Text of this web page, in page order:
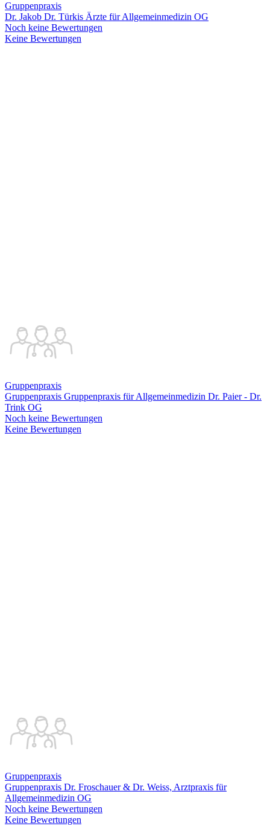
Gruppenpraxis
Dr. Jakob Dr. Türkis Ärzte für Allgemeinmedizin OG
Noch keine Bewertungen
Keine Bewertungen
Gruppenpraxis
Gruppenpraxis Gruppenpraxis für Allgemeinmedizin Dr. Paier - Dr.
Trink OG
Noch keine Bewertungen
Keine Bewertungen
Gruppenpraxis
Gruppenpraxis Dr. Froschauer & Dr. Weiss, Arztpraxis für
Allgemeinmedizin OG
Noch keine Bewertungen
Keine Bewertungen